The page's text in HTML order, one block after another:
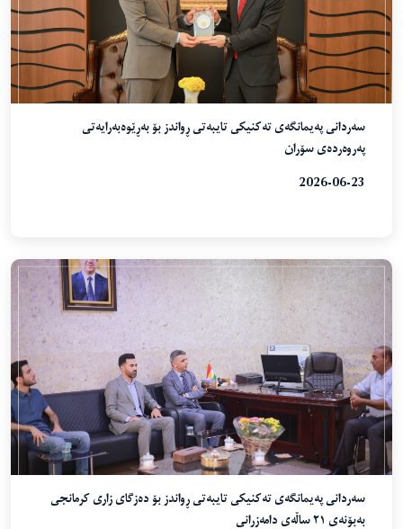
سەردانی پەیمانگەی تەکنیکی تایبەتی ڕواندز بۆ بەڕێوەبەرایەتی
پەروەردەی سۆران
2026-06-23
سەردانی پەیمانگەی تەکنیکی تایبەتی ڕواندز بۆ دەزگای زاری کرمانجی
بەبۆنەی ٢١ ساڵەی دامەزرانی